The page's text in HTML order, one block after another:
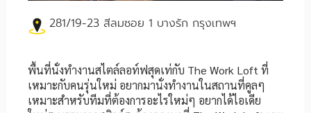
281/19-23 สีลมซอย 1 บางรัก กรุงเทพฯ
พื้นที่นั่งทำงานสไตล์ลอท์ฟสุดเท่กับ The Work Loft ที่
เหมาะกับคนรุ่นใหม่ อยากมานั่งทำงานในสถานที่คูลๆ
เหมาะสำหรับทีมที่ต้องการอะไรใหม่ๆ อยากได้ไอเดีย